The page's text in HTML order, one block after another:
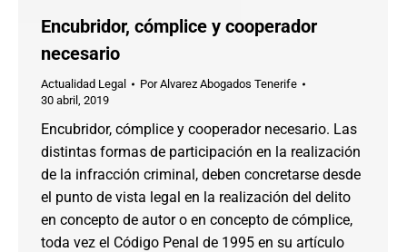
Encubridor, cómplice y cooperador
necesario
Actualidad Legal PorAlvarez Abogados Tenerife
30 abril, 2019
Encubridor, cómplice y cooperador necesario. Las
distintas formas de participación en la realización
de la infracción criminal, deben concretarse desde
el punto de vista legal en la realización del delito
en concepto de autor o en concepto de cómplice,
toda vez el Código Penal de 1995 en su artículo